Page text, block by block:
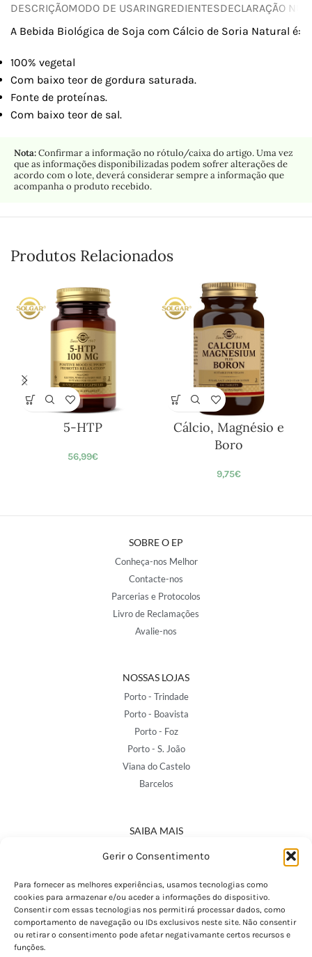
Gerir o Consentimento
Para fornecer as melhores experiências, usamos tecnologias como
cookies para armazenar e/ou aceder a informações do dispositivo.
Consentir com essas tecnologias nos permitirá processar dados, como
comportamento de navegação ou IDs exclusivos neste site. Não consentir
ou retirar o consentimento pode afetar negativamante certos recursos e
funções.
DESCRIÇÃOMODO DE USARINGREDIENTESDECLARAÇÃO
A Bebida Biológica de Soja com Cálcio de Soria Natural é:
100% vegetal
Com baixo teor de gordura saturada.
Fonte de proteínas.
Com baixo teor de sal.
Nota:Confirmar a informação no rótulo/caixa do artigo. Uma vez
que as informações disponibilizadas podem sofrer alterações de
acordo com o lote, deverá considerar sempre a informação que
acompanha o produto recebido.
Produtos Relacionados
5-HTP
56,99€
Cálcio, Magnésio e
Boro
9,75€
SOBRE O EP
Conheça-nos Melhor
Contacte-nos
Parcerias e Protocolos
Livro de Reclamações
Avalie-nos
NOSSAS LOJAS
Porto - Trindade
Porto - Boavista
Porto - Foz
Porto - S. João
Viana do Castelo
Barcelos
SAIBA MAIS
Política de Privacidade
Termos e Condições
Perguntas Frequentes
Custos de Envio
Encomendas Internacionais